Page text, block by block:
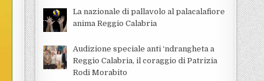
La nazionale di pallavolo al palacalafiore
anima Reggio Calabria
Audizione speciale anti ‘ndrangheta a
Reggio Calabria, il coraggio di Patrizia
Rodi Morabito